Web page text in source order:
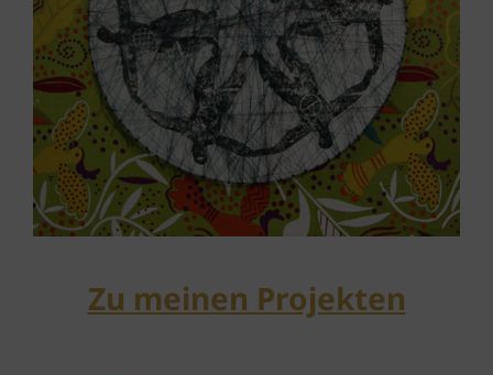
Zu meinen Projekten